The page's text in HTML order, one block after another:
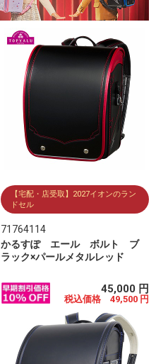
【宅配・店受取】2027イオンのラン
ドセル
71764114
かるすぽ エール ボルト ブ
ラック×パールメタルレッド
45,000 円
税込価格 49,500 円